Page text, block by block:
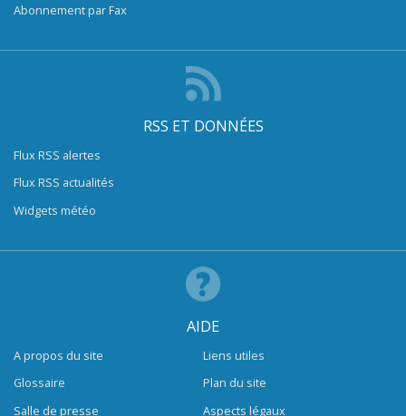
Abonnement par Fax
RSS ET DONNÉES
Flux RSS alertes
Flux RSS actualités
Widgets météo
AIDE
A propos du site
Glossaire
Salle de presse
Liens utiles
Plan du site
Aspects légaux